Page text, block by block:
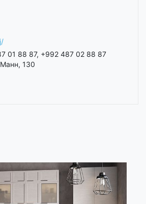
01 88 87, +992 487 02 88 87
130